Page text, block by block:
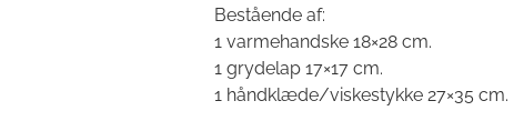
Bestående af:
1 varmehandske 18×28 cm.
1 grydelap 17×17 cm.
1 håndklæde/viskestykke 27×35 cm.